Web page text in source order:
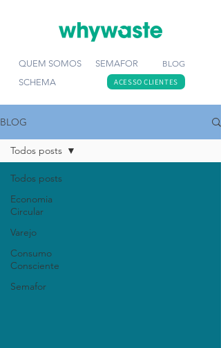
QUEM SOMOS SEMAFOR
BLOG
SCHEMA
ACESSO CLIENTES
BLOG
Todos posts
Economia
Circular
Varejo
Consumo
Consciente
Semafor
Todos posts